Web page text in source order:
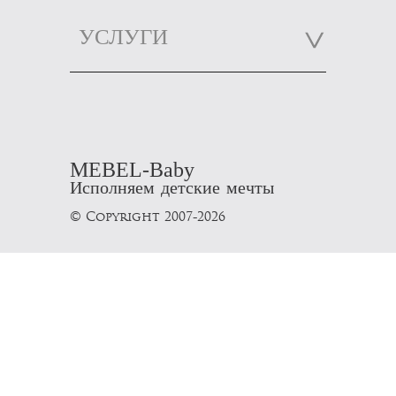
УСЛУГИ
MEBEL-Baby
Исполняем детские мечты
© Copyright 2007-2026